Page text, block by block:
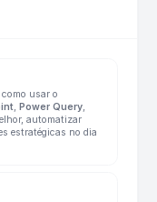
usar o
, Power Query,
automatizar
estratégicas no dia